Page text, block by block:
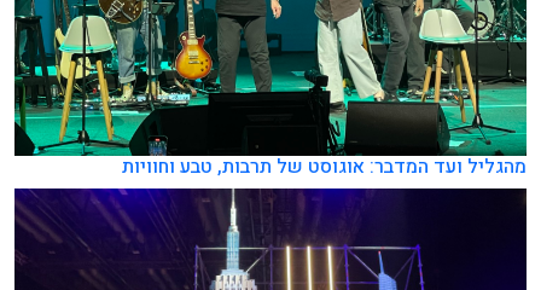
מהגליל ועד המדבר: אוגוסט של תרבות, טבע וחוויות